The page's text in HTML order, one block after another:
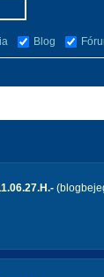
Blog